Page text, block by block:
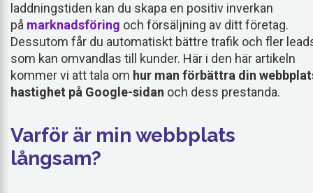
laddningstiden kan du skapa en positiv inverkan
på marknadsföring och försäljning av ditt företag.
Dessutom får du automatiskt bättre trafik och fler
som kan omvandlas till kunder. Här i den här artikeln
kommer vi att tala om hur man förbättra din
hastighet på Google-sidan och dess prestanda.
Varför är min webbplats
långsam?